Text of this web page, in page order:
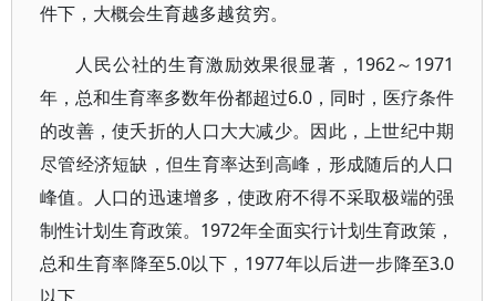
件下，大概会生育越多越贫穷。
人民公社的生育激励效果很显著，1962～1971
年，总和生育率多数年份都超过6.0，同时，医疗条件
的改善，使夭折的人口大大减少。因此，上世纪中期
尽管经济短缺，但生育率达到高峰，形成随后的人口
峰值。人口的迅速增多，使政府不得不采取极端的强
制性计划生育政策。1972年全面实行计划生育政策，
总和生育率降至5.0以下，1977年以后进一步降至3.0